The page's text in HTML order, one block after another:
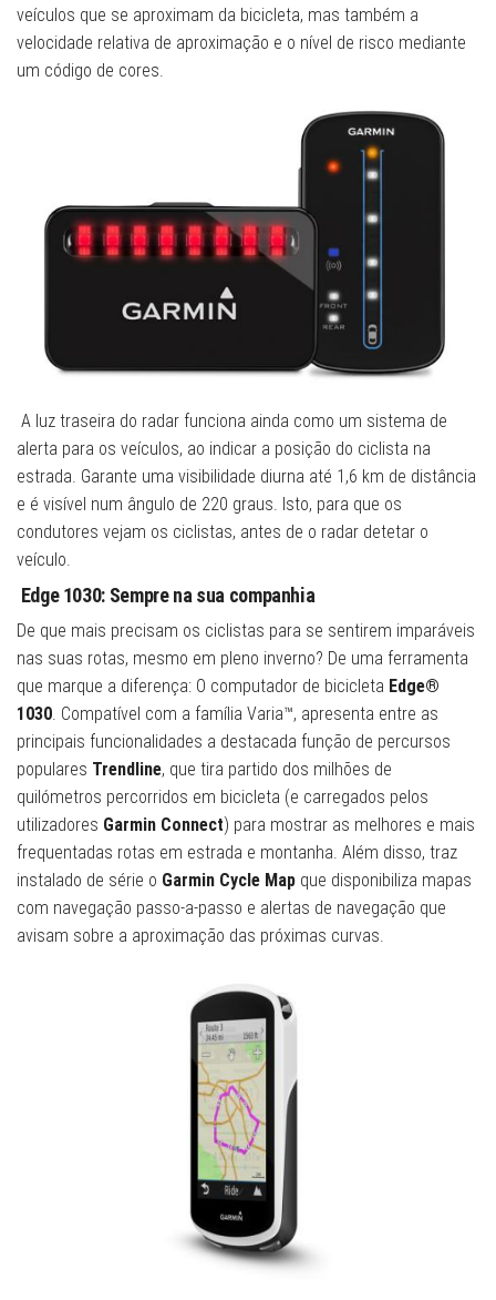
veículos que se aproximam da bicicleta, mas também a
velocidade relativa de aproximação e o nível de risco mediante
um código de cores.
A luz traseira do radar funciona ainda como um sistema de
alerta para os veículos, ao indicar a posição do ciclista na
estrada. Garante uma visibilidade diurna até 1,6 km de distância
e é visível num ângulo de 220 graus. Isto, para que os
condutores vejam os ciclistas, antes de o radar detetar o
veículo.
Edge 1030: Sempre na sua companhia
De que mais precisam os ciclistas para se sentirem imparáveis
nas suas rotas, mesmo em pleno inverno? De uma ferramenta
que marque a diferença: O computador de bicicleta Edge®
1030 . Compatível com a família Varia™, apresenta entre as
principais funcionalidades a destacada função de percursos
populares Trendline, que tira partido dos milhões de
quilómetros percorridos em bicicleta (e carregados pelos
utilizadores Garmin Connect) para mostrar as melhores e mais
frequentadas rotas em estrada e montanha. Além disso, traz
instalado de série o Garmin Cycle Map que disponibiliza mapas
com navegação passo-a-passo e alertas de navegação que
avisam sobre a aproximação das próximas curvas.